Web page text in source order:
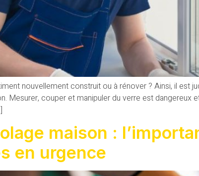
nouvellement construit ou à rénover ? Ainsi, il est
Mesurer, couper et manipuler du verre est
maison :
en urgence